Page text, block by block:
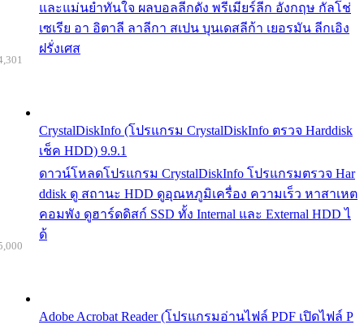
และแม่นยำทันใจ ผลบอลลีกดัง พรีเมียร์ลีก อังกฤษ กัลโช่
เซเรีย อา อิตาลี ลาลีกา สเปน บุนเดสลีก้า เยอรมัน ลีกเอิง
ฝรั่งเศส
CrystalDiskInfo (โปรแกรม CrystalDiskInfo ตรวจ Harddisk
เช็ค HDD) 9.9.1
ดาวน์โหลดโปรแกรม CrystalDiskInfo โปรแกรมตรวจ Har
ddisk ดู สถานะ HDD ดูอุณหภูมิเครื่อง ความเร็ว หาสาเหต
คอมพัง ดูฮาร์ดดิสก์ SSD ทั้ง Internal และ External HDD ไ
ด้
Adobe Acrobat Reader (โปรแกรมอ่านไฟล์ PDF เปิดไฟล์ P